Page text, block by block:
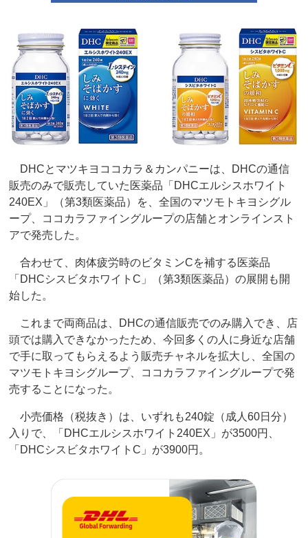
DHCとマツキヨココカラ＆カンパニーは、DHCの通信
販売のみで販売していた医薬品「DHCエルシスホワイト
240EX」（第3類医薬品）を、全国のマツモトキヨシグル
ープ、ココカラファイングループの店舗とオンラインスト
アで発売した。
合わせて、肉体疲労時のビタミンCを補する医薬品
「DHCシスビタホワイトC」（第3類医薬品）の展開も開
始した。
これまで両商品は、DHCの通信販売でのみ購入でき、店
頭では購入できなかったため、今回多くの人に身近な店舗
で手に取ってもらえるよう販売チャネルを拡大し、全国の
マツモトキヨシグループ、ココカラファイングループで発
売することになった。
小売価格（税抜き）は、いずれも240錠（成人60日分）
入りで、「DHCエルシスホワイト240EX」が3500円、
「DHCシスビタホワイトC」が3900円。